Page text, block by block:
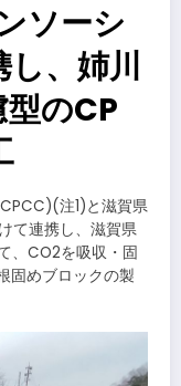
ソーシ
、姉川
のCP
注1)と滋賀県
て連携し、滋賀県
、CO2を吸収・固
固めブロックの製